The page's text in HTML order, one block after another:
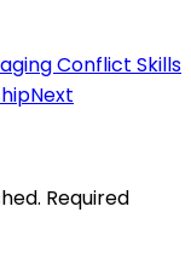
Conflict Skills
Next
Required